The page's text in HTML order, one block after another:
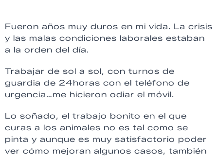
Fueron años muy duros en mi vida. La crisis
y las malas condiciones laborales estaban
a la orden del día.
Trabajar de sol a sol, con turnos de
guardia de 24horas con el teléfono de
urgencia…me hicieron odiar el móvil.
Lo soñado, el trabajo bonito en el que
curas a los animales no es tal como se
pinta y aunque es muy satisfactorio poder
ver cómo mejoran algunos casos, también